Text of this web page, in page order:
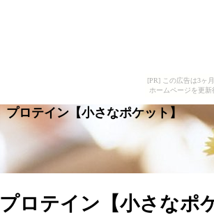
[PR] この広告は3ヶ
ホームページを更
プロテイン【小さなポケット】
プロテイン【小さなポ